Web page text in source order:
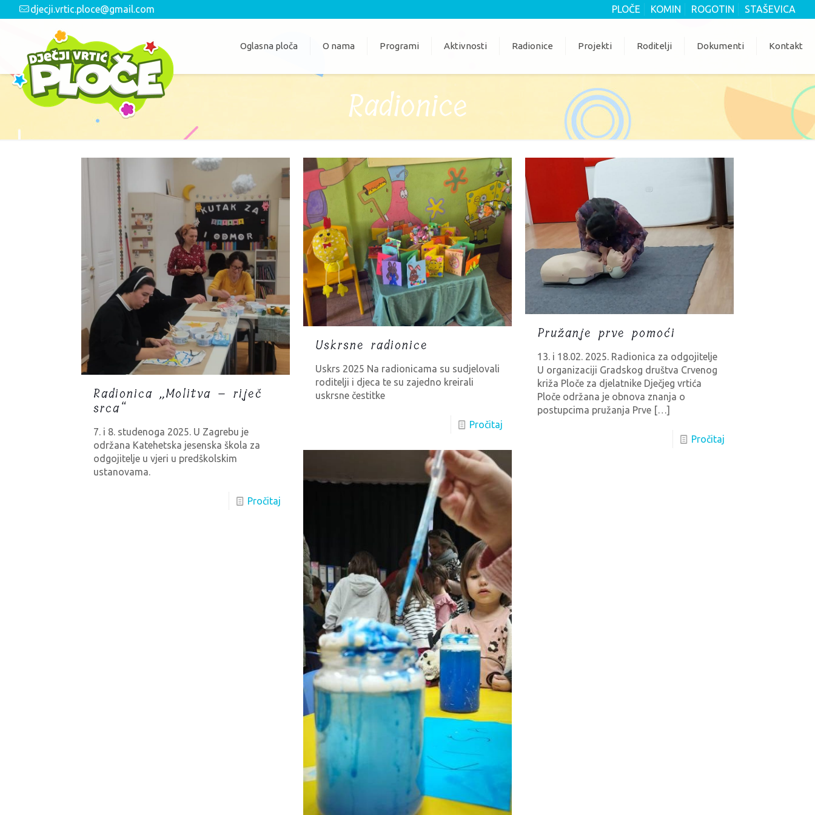
djecji.vrtic.ploce@gmail.com PLOČE KOMIN ROGOTIN STAŠEVICA
Oglasna ploča O nama Programi Aktivnosti Radionice Projekti Roditelji Dokumenti Kontakt
Radionice
Radionica „Molitva – riječ
srca“
7. i 8. studenoga 2025. U Zagrebu je
održana Katehetska jesenska škola za
odgojitelje u vjeri u predškolskim
ustanovama.
Pročitaj
Uskrsne radionice
Uskrs 2025 Na radionicama su sudjelovali
roditelji i djeca te su zajedno kreirali
uskrsne čestitke
Pročitaj
Pružanje prve pomoći
13. i 18.02. 2025. Radionica za odgojitelje
U organizaciji Gradskog društva Crvenog
križa Ploče za djelatnike Dječjeg vrtića
Ploče održana je obnova znanja o
postupcima pružanja Prve[…]
Pročitaj